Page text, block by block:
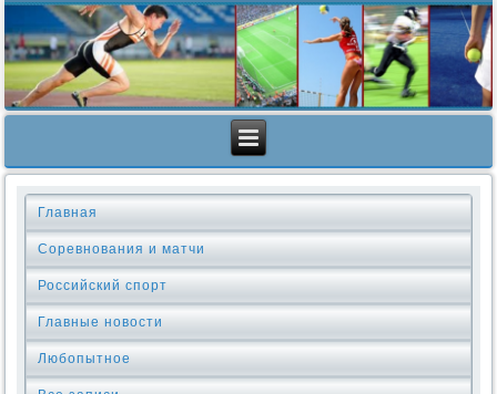
Главная
Соревнования и матчи
Российский спорт
Главные новости
Любопытное